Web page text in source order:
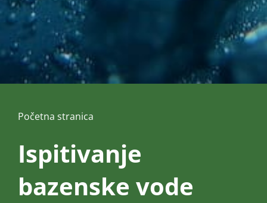
Početna stranica
Ispitivanje
bazenske vode